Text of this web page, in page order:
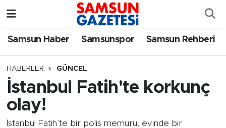
Samsun Haber Samsunspor Samsun Rehberi
HABERLER GÜNCEL
İstanbul Fatih'te korkunç
olay!
İstanbul Fatih’te bir polis memuru, evinde bir
Samsun Haber
Samsunspor
Samsun Rehberi
Resmi İlanlar
Samsun Nöbetçi Eczaneler
Samsun Hava Durumu
SAMSUN Namaz Vakitleri
Samsun Trafik Yoğunluk Haritası